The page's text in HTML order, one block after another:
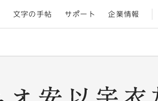
文字の手帖 サポート 企業情報